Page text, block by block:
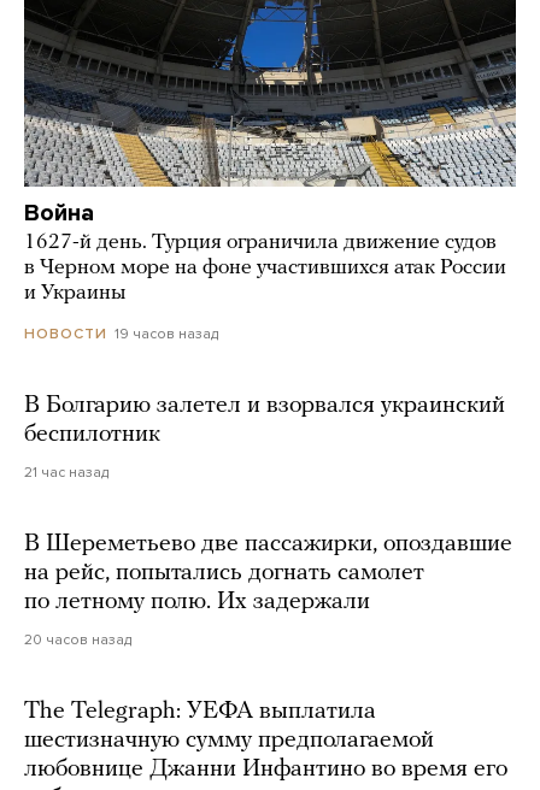
Война
1627-й день. Турция ограничила движение судов
в Черном море на фоне участившихся атак России
и Украины
НОВОСТИ 19 часов назад
В Болгарию залетел и взорвался украинский
беспилотник
21 час назад
В Шереметьево две пассажирки, опоздавшие
на рейс, попытались догнать самолет
по летному полю. Их задержали
20 часов назад
The Telegraph: УЕФА выплатила
шестизначную сумму предполагаемой
любовнице Джанни Инфантино во время его